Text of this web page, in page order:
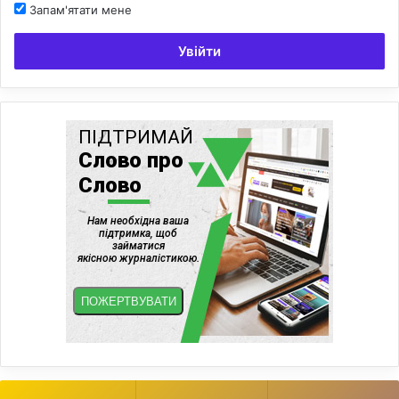
Запам'ятати мене
Увійти